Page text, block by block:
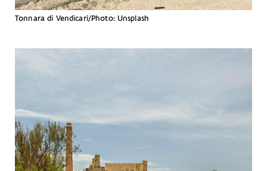
Tonnara di Vendicari/Photo: Unsplash